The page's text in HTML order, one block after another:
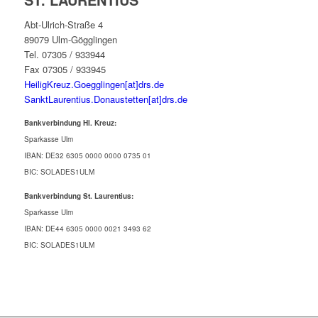
Abt-Ulrich-Straße 4
89079 Ulm-Gögglingen
Tel. 07305 / 933944
Fax 07305 / 933945
HeiligKreuz.Goegglingen[at]drs.de
SanktLaurentius.Donaustetten[at]drs.de
Bankverbindung Hl. Kreuz:
Sparkasse Ulm
IBAN: DE32 6305 0000 0000 0735 01
BIC: SOLADES1ULM
Bankverbindung St. Laurentius:
Sparkasse Ulm
IBAN: DE44 6305 0000 0021 3493 62
BIC: SOLADES1ULM